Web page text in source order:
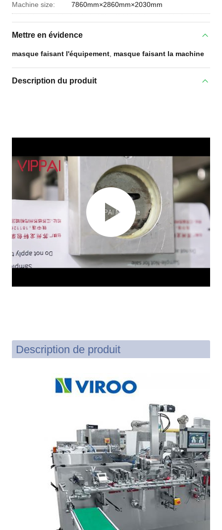
Machine size: 7860mm×2860mm×2030mm
Mettre en évidence
masque faisant l'équipement masque faisant la machine
Description du produit
Description de produit